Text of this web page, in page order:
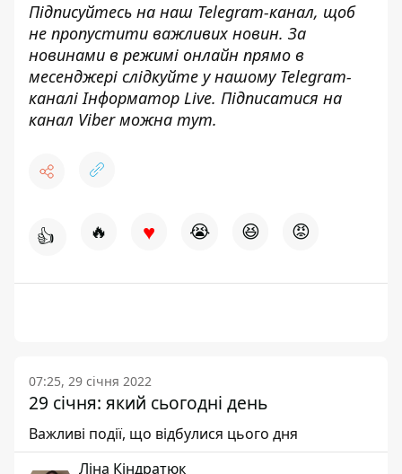
Підписуйтесь на наш Telegram-канал, щоб
не пропустити важливих новин. За
новинами в режимі онлайн прямо в
месенджері слідкуйте у нашому Telegram-
каналіІнформатор Live. Підписатися на
канал Viber можна тут.
👍 🔥 ♥ 😭 😆 😡
07:25, 29 січня 2022
29 січня: який сьогодні день
Важливі події, що відбулися цього дня
Ліна Кіндратюк